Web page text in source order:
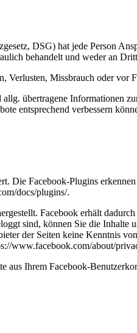
DSG) hat jede Person
behandelt und weder an
Missbrauch oder vor
übertragene Informationen
entsprechend verbessern
Die Facebook-Plugins
docs/plugins/.
Facebook erhält
sind, können Sie die Inhalte
der Seiten keine Kenntnis
www.facebook.com/about/
aus Ihrem Facebook-